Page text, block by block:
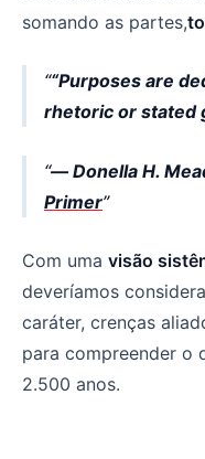
somando as partes,
“Purposes are
rhetoric or stated
― Donella H.
Primer
Com uma visão
deveríamos
caráter, crenças
para compreender o
2.500 anos.